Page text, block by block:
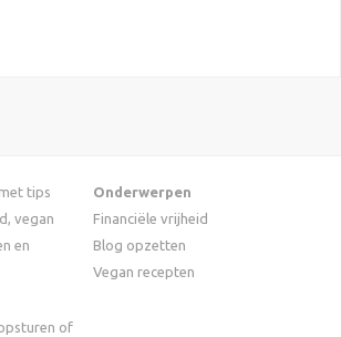
tips
vegan
en
of
Onderwerpen
Financiële vrijheid
Blog opzetten
Vegan recepten